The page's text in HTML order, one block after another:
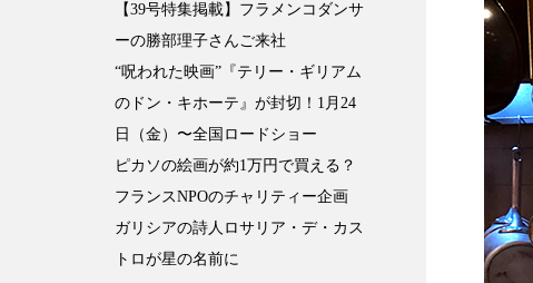
【39号特集掲載】フラメンコダンサ
ーの勝部理子さんご来社
“呪われた映画”『テリー・ギリアム
のドン・キホーテ』が封切！1月24
日（金）〜全国ロードショー
ピカソの絵画が約1万円で買える？
フランスNPOのチャリティー企画
ガリシアの詩人ロサリア・デ・カス
トロが星の名前に